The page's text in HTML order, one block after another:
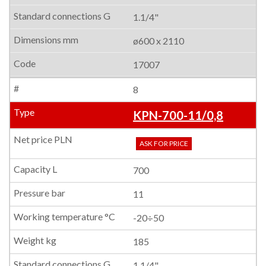
1.1/4"
ø600 x 2110
17007
8
KPN-700-11/0,8
ASK FOR PRICE
700
11
-20÷50
185